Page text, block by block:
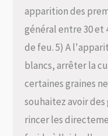
apparition des
général entre 30 et
de feu. 5) A
blancs, arrêter la
certaines graines
souhaitez avoir
rincer les